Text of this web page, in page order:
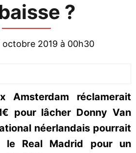
?
octobre 2019 à 00h30
Amsterdam réclamerait
pour lâcher Donny Van
néerlandais pourrait
le Real Madrid pour un